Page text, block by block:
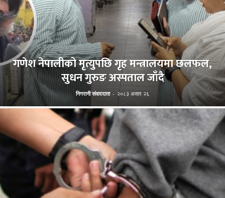
गणेश नेपालीको मृत्युपछि गृह मन्त्रालयमा छलफल,
सुधन गुरुङ अस्पताल जाँदै
निगरानी संवाददाता - २०८३ असार २६